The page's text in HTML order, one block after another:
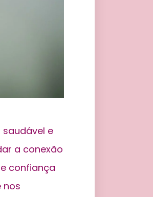
e
a conexão
confiança
nos